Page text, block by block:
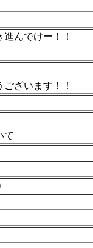
んでけー！！
ざいます！！
て